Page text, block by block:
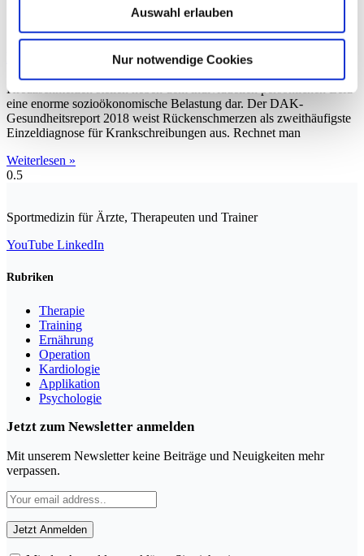
Auswahl erlauben
Nur notwendige Cookies
Leitlinien Rückenschmerz
Kreuzschmerzen stellen neben dem individuellen persönlichen Leid
eine enorme sozioökonomische Belastung dar. Der DAK-
Gesundheitsreport 2018 weist Rückenschmerzen als zweithäufigste
Einzeldiagnose für Krankschreibungen aus. Rechnet man
Weiterlesen »
Sportmedizin für Ärzte, Therapeuten und Trainer
YouTube LinkedIn
Rubriken
Therapie
Training
Ernährung
Operation
Kardiologie
Applikation
Psychologie
Jetzt zum Newsletter anmelden
Mit unserem Newsletter keine Beiträge und Neuigkeiten mehr
verpassen.